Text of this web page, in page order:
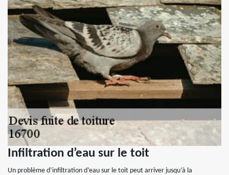
Infiltration d’eau sur le toit
Un problème d’infiltration d’eau sur le toit peut arriver jusqu’à la